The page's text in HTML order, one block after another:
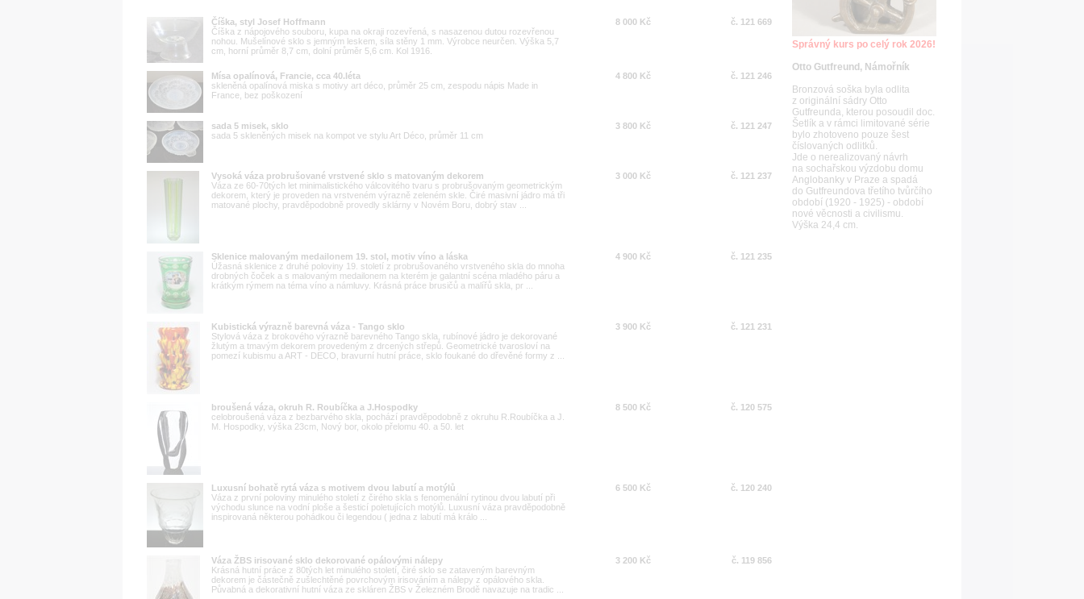
Číška, styl Josef Hoffmann
Číška z nápojového souboru, kupa na okraji rozevřená, s nasazenou dutou rozevřenou
nohou. Mušelínové sklo s jemným leskem, síla stěny 1 mm. Výrobce neurčen. Výška 5,7
cm, horní průměr 8,7 cm, dolní průměr 5,6 cm. Kol 1916.
8 000 Kč č. 121 669
Mísa opalínová, Francie, cca 40.léta
skleněná opalínová miska s motivy art déco, průměr 25 cm, zespodu nápis Made in
France, bez poškození
4 800 Kč č. 121 246
sada 5 misek, sklo
sada 5 skleněných misek na kompot ve stylu Art Déco, průměr 11 cm
3 800 Kč č. 121 247
Vysoká váza probrušované vrstvené sklo s matovaným dekorem
Váza ze 60-70tých let minimalistického válcovitého tvaru s probrušovaným geometrickým
dekorem, který je proveden na vrstveném výrazně zeleném skle. Čiré masivní jádro má tři
matované plochy, pravděpodobně provedly sklárny v Novém Boru, dobrý stav ...
3 000 Kč č. 121 237
Sklenice malovaným medailonem 19. stol, motiv víno a láska
Úžasná sklenice z druhé poloviny 19. století z probrušovaného vrstveného skla do mnoha
drobných čoček a s malovaným medailonem na kterém je galantní scéna mladého páru a
krátkým rýmem na téma víno a námluvy. Krásná práce brusičů a malířů skla, pr ...
4 900 Kč č. 121 235
Kubistická výrazně barevná váza - Tango sklo
Stylová váza z brokového výrazně barevného Tango skla, rubínové jádro je dekorované
žlutým a tmavým dekorem provedeným z drcených střepů. Geometrické tvarosloví na
pomezí kubismu a ART - DECO, bravurní hutní práce, sklo foukané do dřevěné formy z ...
3 900 Kč č. 121 231
broušená váza, okruh R. Roubíčka a J.Hospodky
celobroušená váza z bezbarvého skla, pochází pravděpodobně z okruhu R.Roubíčka a J.
M. Hospodky, výška 23cm, Nový bor, okolo přelomu 40. a 50. let
8 500 Kč č. 120 575
Luxusní bohatě rytá váza s motivem dvou labutí a motýlů
Váza z první poloviny minulého století z čirého skla s fenomenální rytinou dvou labutí při
východu slunce na vodní ploše a šesticí poletujících motýlů. Luxusní váza pravděpodobně
inspirovaná některou pohádkou či legendou ( jedna z labutí má králo ...
6 500 Kč č. 120 240
Váza ŽBS irisované sklo dekorované opálovými nálepy
Krásná hutní práce z 80tých let minulého století, čiré sklo se zataveným barevným
dekorem je částečně zušlechtěné povrchovým irisováním a nálepy z opálového skla.
Půvabná a dekorativní hutní váza ze skláren ŽBS v Železném Brodě navazuje na tradic ...
3 200 Kč č. 119 856
Správný kurs po celý rok 2026!
Otto Gutfreund, Námořník
Bronzová soška byla odlita
z originální sádry Otto
Gutfreunda, kterou posoudil doc.
Šetlík a v rámci limitované série
bylo zhotoveno pouze šest
číslovaných odlitků.
Jde o nerealizovaný návrh
na sochařskou výzdobu domu
Anglobanky v Praze a spadá
do Gutfreundova třetího tvůrčího
období (1920 - 1925) - období
nové věcnosti a civilismu.
Výška 24,4 cm.